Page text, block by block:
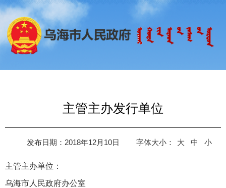
主管主办发行单位
发布日期：2018年12月10日 字体大小： 大 中 小
主管主办单位：
乌海市人民政府办公室